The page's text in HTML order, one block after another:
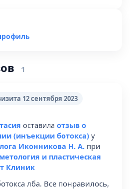
1
12 сентября 2023
оставила отзыв о
(инъекции ботокса) у
Иконникова Н. А. при
и пластическая
Клиник
лба. Все понравилось,